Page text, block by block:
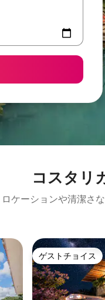
コスタリ
ロケーションや清潔さ
ゲストチョイス
ゲストチョイス